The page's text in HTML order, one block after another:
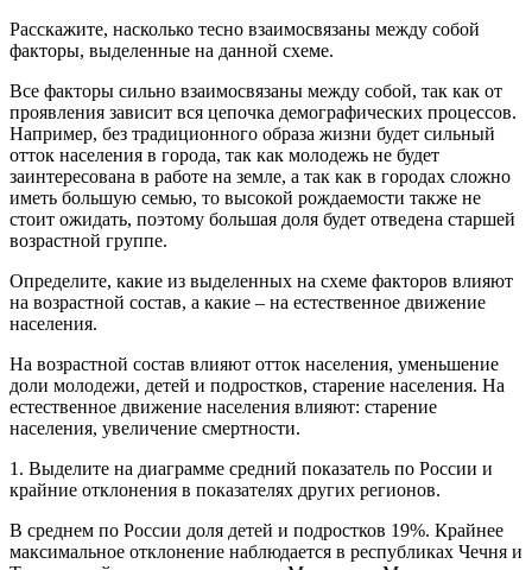
Расскажите, насколько тесно взаимосвязаны между собой
факторы, выделенные на данной схеме.
Все факторы сильно взаимосвязаны между собой, так как от
проявления зависит вся цепочка демографических процессов.
Например, без традиционного образа жизни будет сильный
отток населения в города, так как молодежь не будет
заинтересована в работе на земле, а так как в городах сложно
иметь большую семью, то высокой рождаемости также не
стоит ожидать, поэтому большая доля будет отведена старшей
возрастной группе.
Определите, какие из выделенных на схеме факторов влияют
на возрастной состав, а какие – на естественное движение
населения.
На возрастной состав влияют отток населения, уменьшение
доли молодежи, детей и подростков, старение населения. На
естественное движение населения влияют: старение
населения, увеличение смертности.
1. Выделите на диаграмме средний показатель по России и
крайние отклонения в показателях других регионов.
В среднем по России доля детей и подростков 19%. Крайнее
максимальное отклонение наблюдается в республиках Чечня и